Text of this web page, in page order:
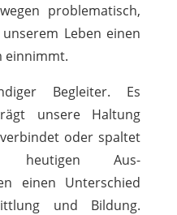
problematisch,
Leben einen
einnimmt.
Begleiter. Es
unsere Haltung
oder spaltet
heutigen Aus-
einen Unterschied
und Bildung.